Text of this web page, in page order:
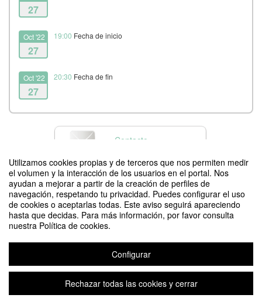
Utilizamos cookies propias y de terceros que nos permiten medir
el volumen y la interacción de los usuarios en el portal. Nos
ayudan a mejorar a partir de la creación de perfiles de
navegación, respetando tu privacidad. Puedes configurar el uso
de cookies o aceptarlas todas. Este aviso seguirá apareciendo
hasta que decidas. Para más información, por favor consulta
nuestra Política de cookies.
Configurar
Rechazar todas las cookies y cerrar
27
Oct '22
27
19:00 Fecha de inicio
Oct '22
27
20:30 Fecha de fin
Contacto
Difunde tu evento poniendo el siguiente código en tu sitio
27 de octubre “Los retos de consumo frente a la Economía Circular”
Organizado por Museo de Ciencias Naturales de la Universidad de Zaragoza